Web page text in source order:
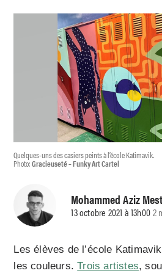
Quelques-uns des casiers peints à l’école Katimavik.
Photo:Gracieuseté – Funky Art Cartel
Mohammed Aziz
13 octobre 2021 à 13h002
Les élèves de l’école
les couleurs.Trois artistes,